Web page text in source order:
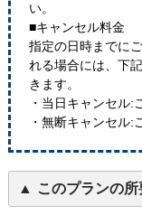
い。
■キャンセル料金
指定の日時までに
れる場合には、下
きます。
・当日キャンセル:
・無断キャンセル:
このプランの所